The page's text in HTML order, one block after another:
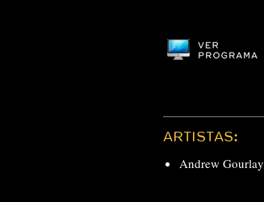
ARTISTAS:
Andrew Gourlay